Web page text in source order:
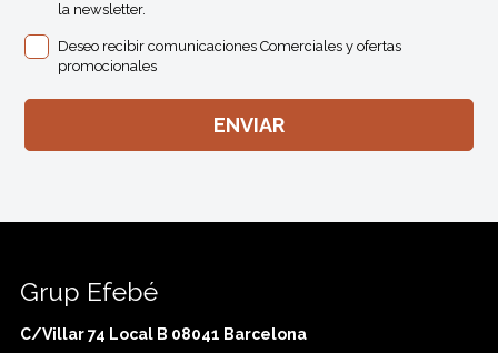
la newsletter.
Deseo recibir comunicaciones Comerciales y ofertas
promocionales
Grup Efebé
C/Villar 74 Local B 08041 Barcelona